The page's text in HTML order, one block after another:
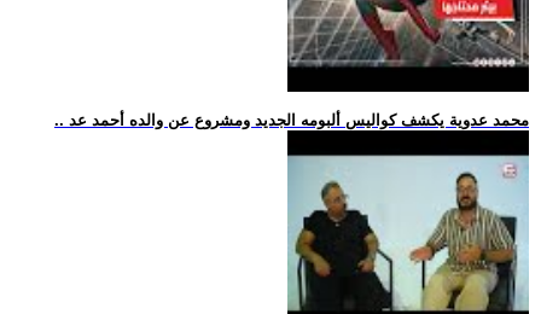
.. محمد عدوية يكشف كواليس ألبومه الجديد ومشروع عن والده أحمد عد